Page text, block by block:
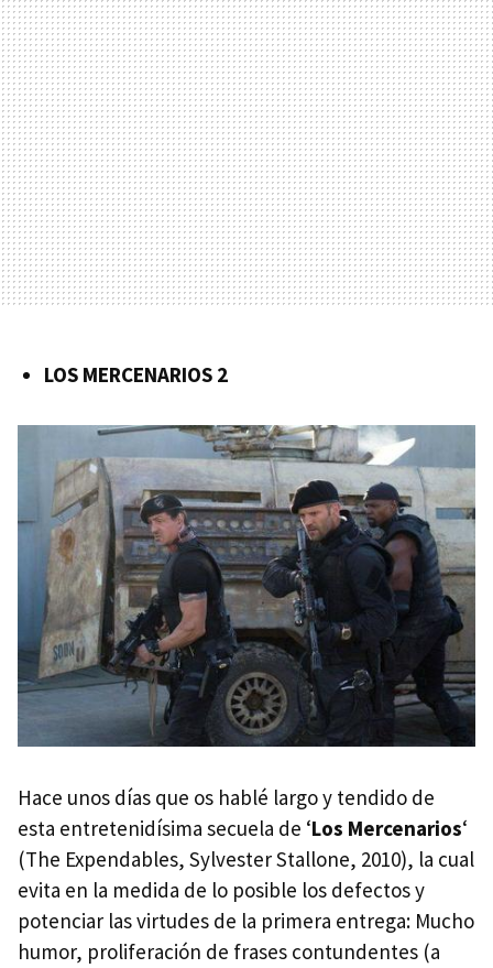
LOS MERCENARIOS 2
Hace unos días que os hablé largo y tendido de
esta entretenidísima secuela de ‘Los Mercenarios‘
(The Expendables, Sylvester Stallone, 2010), la cual
evita en la medida de lo posible los defectos y
potenciar las virtudes de la primera entrega: Mucho
humor, proliferación de frases contundentes (a